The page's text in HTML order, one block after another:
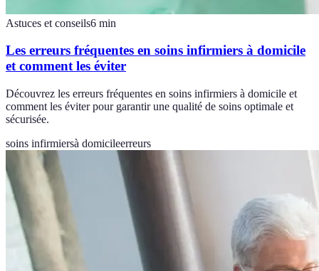
Astuces et conseils6 min
Les erreurs fréquentes en soins infirmiers à domicile
et comment les éviter
Découvrez les erreurs fréquentes en soins infirmiers à domicile et
comment les éviter pour garantir une qualité de soins optimale et
sécurisée.
soins infirmiersà domicileerreurs